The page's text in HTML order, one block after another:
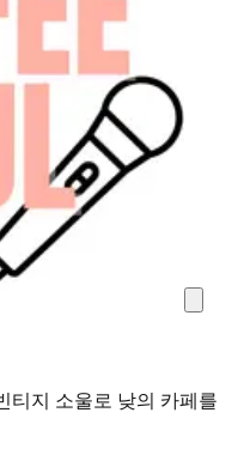
티지 소울로 낮의 카페를